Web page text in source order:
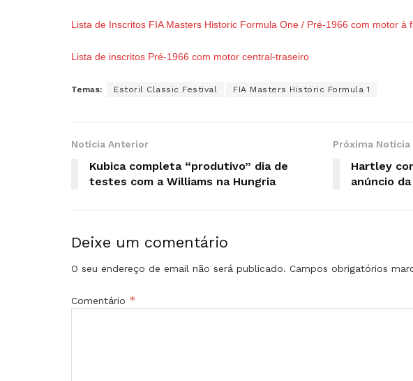
Lista de Inscritos FIA Masters Historic Formula One / Pré-1966 com motor à
Lista de inscritos Pré-1966 com motor central-traseiro
Temas: Estoril Classic Festival FIA Masters Historic Formula 1
Notícia Anterior
Kubica completa “produtivo” dia de
testes com a Williams na Hungria
Próxima Notícia
Hartley
anúncio
Deixe um comentário
O seu endereço de email não será publicado. Campos obrigatórios
Comentário *